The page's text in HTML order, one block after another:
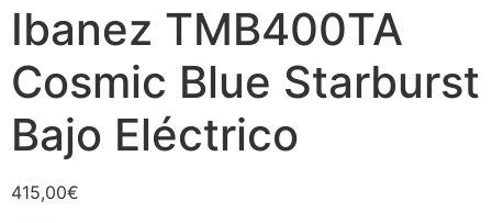
Ibanez TMB400TA
Cosmic Blue Starburst
Bajo Eléctrico
415,00€